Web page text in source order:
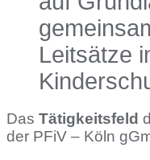
Leitsätze
Das Tätigkeitsfeld
der PFiV – Köln